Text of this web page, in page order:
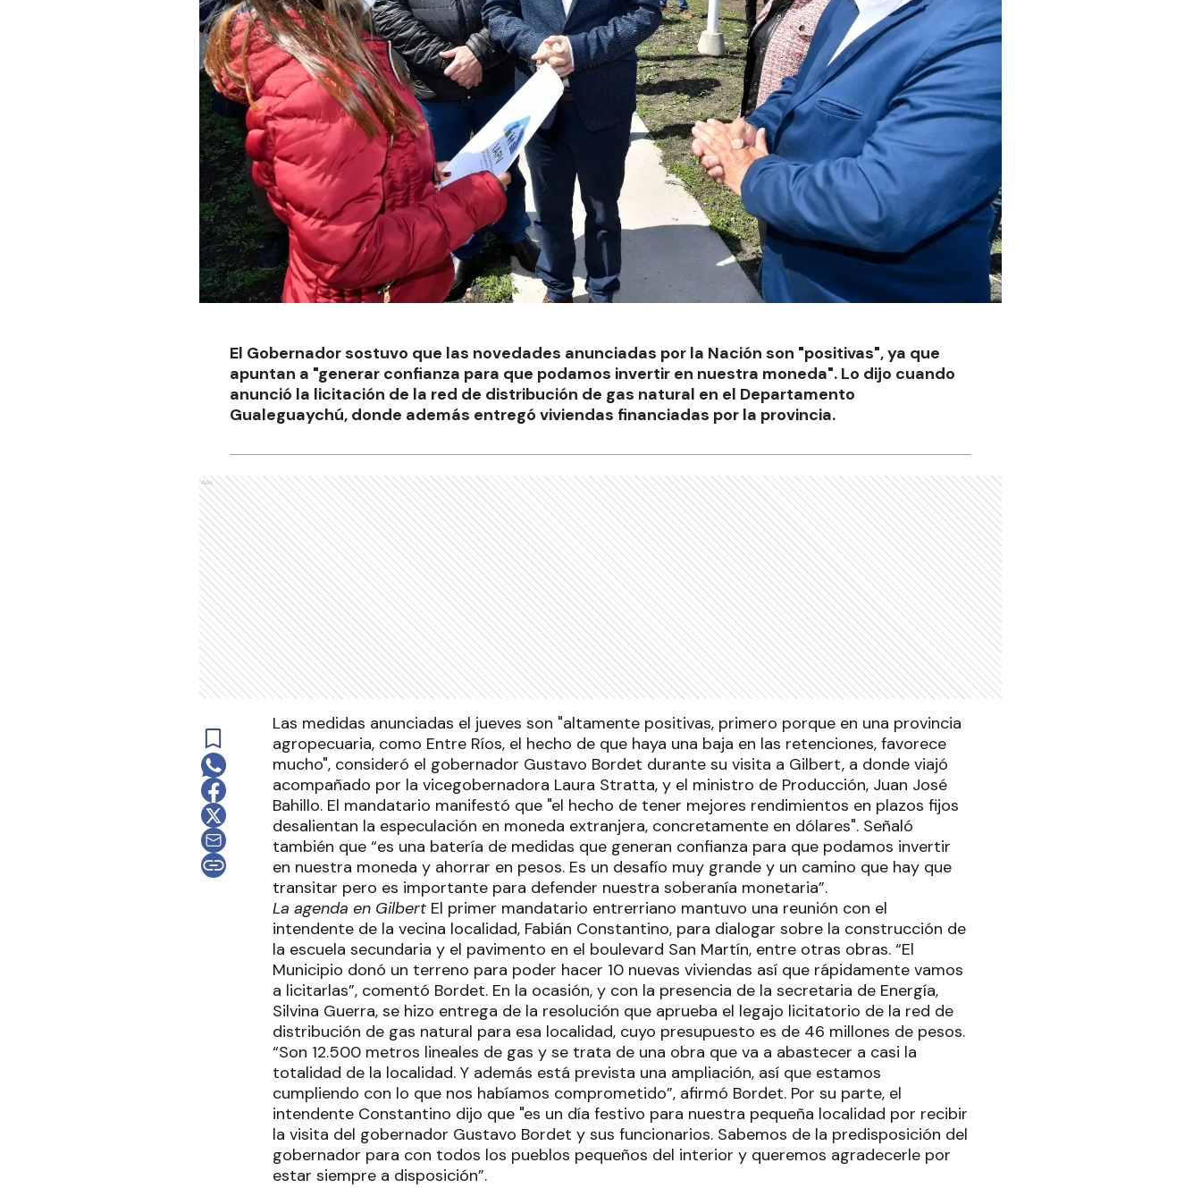
El Gobernador sostuvo que las novedades anunciadas por la Nación son "positivas", ya que
apuntan a "generar confianza para que podamos invertir en nuestra moneda". Lo dijo cuando
anunció la licitación de la red de distribución de gas natural en el Departamento
Gualeguaychú, donde además entregó viviendas financiadas por la provincia.
Ads
Las medidas anunciadas el jueves son "altamente positivas, primero porque en una provincia
agropecuaria, como Entre Ríos, el hecho de que haya una baja en las retenciones, favorece
mucho", consideró el gobernador Gustavo Bordet durante su visita a Gilbert, a donde viajó
acompañado por la vicegobernadora Laura Stratta, y el ministro de Producción, Juan José
Bahillo. El mandatario manifestó que "el hecho de tener mejores rendimientos en plazos fijos
desalientan la especulación en moneda extranjera, concretamente en dólares". Señaló
también que “es una batería de medidas que generan confianza para que podamos invertir
en nuestra moneda y ahorrar en pesos. Es un desafío muy grande y un camino que hay que
transitar pero es importante para defender nuestra soberanía monetaria”.
La agenda en Gilbert El primer mandatario entrerriano mantuvo una reunión con el
intendente de la vecina localidad, Fabián Constantino, para dialogar sobre la construcción de
la escuela secundaria y el pavimento en el boulevard San Martín, entre otras obras. “El
Municipio donó un terreno para poder hacer 10 nuevas viviendas así que rápidamente vamos
a licitarlas”, comentó Bordet. En la ocasión, y con la presencia de la secretaria de Energía,
Silvina Guerra, se hizo entrega de la resolución que aprueba el legajo licitatorio de la red de
distribución de gas natural para esa localidad, cuyo presupuesto es de 46 millones de pesos.
“Son 12.500 metros lineales de gas y se trata de una obra que va a abastecer a casi la
totalidad de la localidad. Y además está prevista una ampliación, así que estamos
cumpliendo con lo que nos habíamos comprometido”, afirmó Bordet. Por su parte, el
intendente Constantino dijo que "es un día festivo para nuestra pequeña localidad por recibir
la visita del gobernador Gustavo Bordet y sus funcionarios. Sabemos de la predisposición del
gobernador para con todos los pueblos pequeños del interior y queremos agradecerle por
estar siempre a disposición”.